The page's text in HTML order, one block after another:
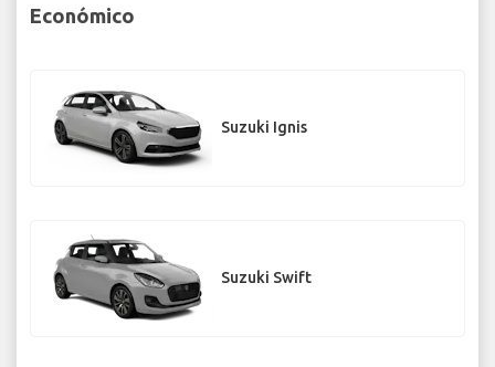
Económico
Suzuki Ignis
Suzuki Swift